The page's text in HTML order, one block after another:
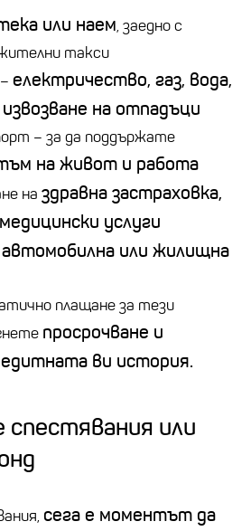
или наем, заедно с
такси
електричество, газ, вода,
извозване на отпадъци
– за да поддържате
на живот и работа
на здравна застраховка,
услуги
автомобилна или жилищна
плащане за тези
просрочване и
ви история.
спестявания или
сега е моментът да